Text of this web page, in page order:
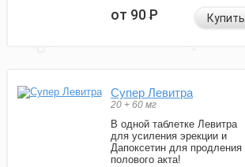
от 90Р Купить
Супер Левитра
20 + 60 мг
В одной таблетке Левитра
для усиления эрекции и
Дапоксетин для продления
полового акта!